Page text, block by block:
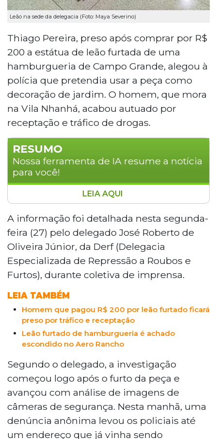
Leão na sede da delegacia (Foto: Maya Severino)
Thiago Pereira, preso após comprar por R$
200 a estátua de leão furtada de uma
hamburgueria de Campo Grande, alegou à
polícia que pretendia usar a peça como
decoração de jardim. O homem, que mora
na Vila Nhanhá, acabou autuado por
receptação e tráfico de drogas.
RESUMO
Nossa ferramenta de IA resume a notícia
para você!
Thiago Pereira foi preso em Campo Grande
após comprar por R$ 200 uma estátua de leão
furtada de uma hamburgueria, alegando
querer usá-la como decoração. Durante
buscas, policiais encontraram 55 comprimidos
de ecstasy, maconha e LSD em seu carro. Ele
foi autuado por receptação e tráfico de drogas
ilegal de arma. A peça, avaliada em R$ 10 mil,
foi recuperada na casa de um amigo no Aero
Rancho.
LEIA AQUI
A informação foi detalhada nesta segunda-
feira (27) pelo delegado José Roberto de
Oliveira Júnior, da Derf (Delegacia
Especializada de Repressão a Roubos e
Furtos), durante coletiva de imprensa.
LEIA TAMBÉM
Homem que pagou R$ 200 por leão furtado ficará
preso por tráfico e receptação
Leão furtado de hamburgueria é achado
escondido no Aero Rancho
Segundo o delegado, a investigação
começou logo após o furto da peça e
avançou com análise de imagens de
câmeras de segurança. Nesta manhã, uma
denúncia anônima levou os policiais até
um endereço que já vinha sendo